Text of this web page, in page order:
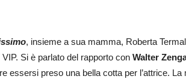
, insieme a sua mamma, Roberta
Si è parlato del rapporto con Walter
essersi preso una bella cotta per l’attrice.